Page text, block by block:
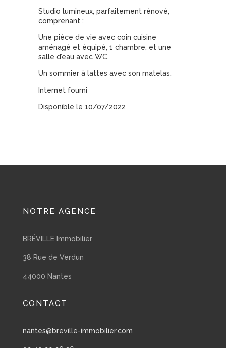
Studio lumineux, parfaitement rénové,
comprenant :
Une pièce de vie avec coin cuisine
aménagé et équipé, 1 chambre, et une
salle d’eau avec WC.
Un sommier à lattes avec son matelas.
Internet fourni
Disponible le 10/07/2022
NOTRE AGENCE
BRÉVILLE Immobilier
38 Rue de Verdun
44000 Nantes
CONTACT
nantes@breville-immobilier.com